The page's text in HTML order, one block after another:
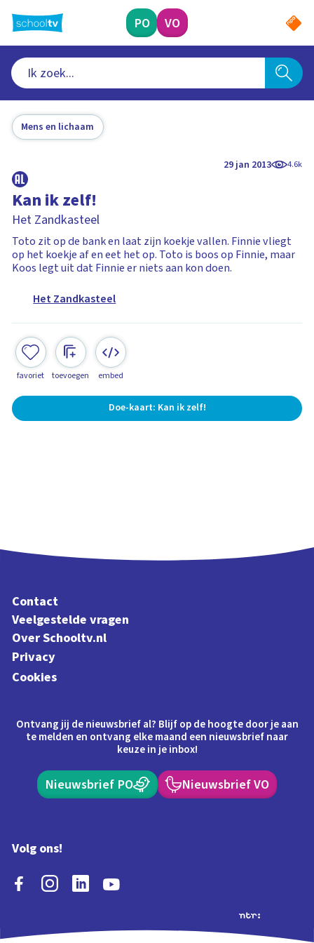
naar
hoofdinhoud
PO VO
Mens en lichaam
29 jan 2013 4.6k
Kan ik zelf!
Het Zandkasteel
Toto zit op de bank en laat zijn koekje vallen. Finnie vliegt
op het koekje af en eet het op. Toto is boos op Finnie, maar
Koos legt uit dat Finnie er niets aan kon doen.
Het Zandkasteel
favoriet toevoegen embed
Doe-kaart: Kan ik zelf!
Contact
Veelgestelde vragen
Over Schooltv.nl
Privacy
Cookies
Ontvang jij de nieuwsbrief al? Blijf op de hoogte door je aan
te melden en ontvang elke maand een nieuwsbrief naar
keuze in je inbox!
Nieuwsbrief PO Nieuwsbrief VO
Volg ons!